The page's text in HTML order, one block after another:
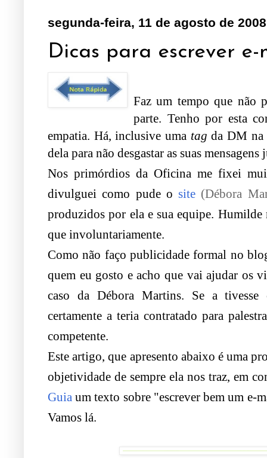
segunda-feira, 11 de agosto de 2008
Dicas para escrever
Faz um tempo que não
parte. Tenho por esta
empatia. Há, inclusive uma tagda DM na
dela para não desgastar as suas
Nos primórdios da Oficina me fixei
divulguei como pude osite (Débora
produzidos por ela e sua equipe.
que involuntariamente.
Como não faço publicidade formal no
quem eu gosto e acho que vai ajudar os
caso da Débora Martins. Se a tivesse
certamente a teria contratado para
competente.
Este artigo, que apresento abaixo é uma
objetividade de sempre ela nos traz, em
Guia um texto sobre "escrever bem um e-
Vamos lá.